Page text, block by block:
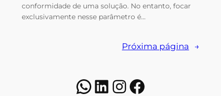
conformidade de uma solução. No entanto, focar
exclusivamente nesse parâmetro é…
Próxima página →
WhatsApp
LinkedIn
Instagram
Facebook